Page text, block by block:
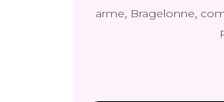
arme, Bragelonne,